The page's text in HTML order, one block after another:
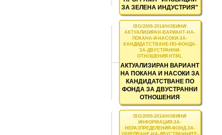
ЗА ЗЕЛЕНА ИНДУСТРИЯ"
АКТУАЛИЗИРАН ВАРИАНТ
НА ПОКАНА И НАСОКИ ЗА
КАНДИДАТСТВАНЕ ПО
ФОНДА ЗА ДВУСТРАННИ
ОТНОШЕНИЯ